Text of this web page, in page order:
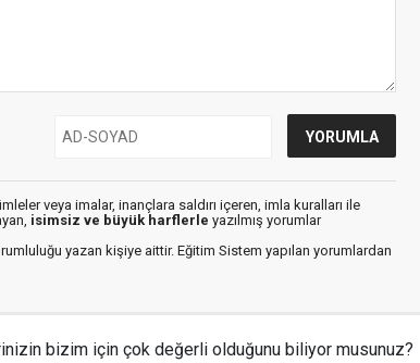
veya imalar, inançlara saldırı içeren, imla kuralları ile
isimsiz ve büyük harflerle yazılmış yorumlar
yazan kişiye aittir. Eğitim Sistem yapılan yorumlardan
bizim için çok değerli olduğunu biliyor musunuz?